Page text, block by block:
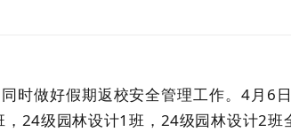
做好假期返校安全管理工作。 4月6
24级园林设计1班，24级园林设计2班